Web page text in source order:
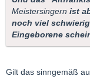
Meistersingern ist
noch viel
Eingeborene
Gilt das sinngemäß